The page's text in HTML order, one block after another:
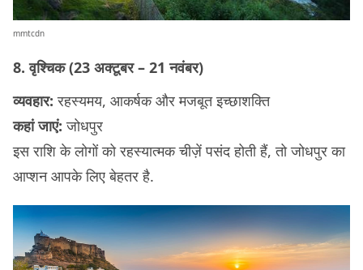
mmtcdn
8. वृश्चिक (23 अक्टूबर – 21 नवंबर)
व्यवहार: रहस्यमय, आकर्षक और मजबूत इच्छाशक्ति
कहां जाएं:जोधपुर
इस राशि के लोगों को रहस्यात्मक चीज़ें पसंद होती हैं, तो जोधपुर का
आप्शन आपके लिए बेहतर है.